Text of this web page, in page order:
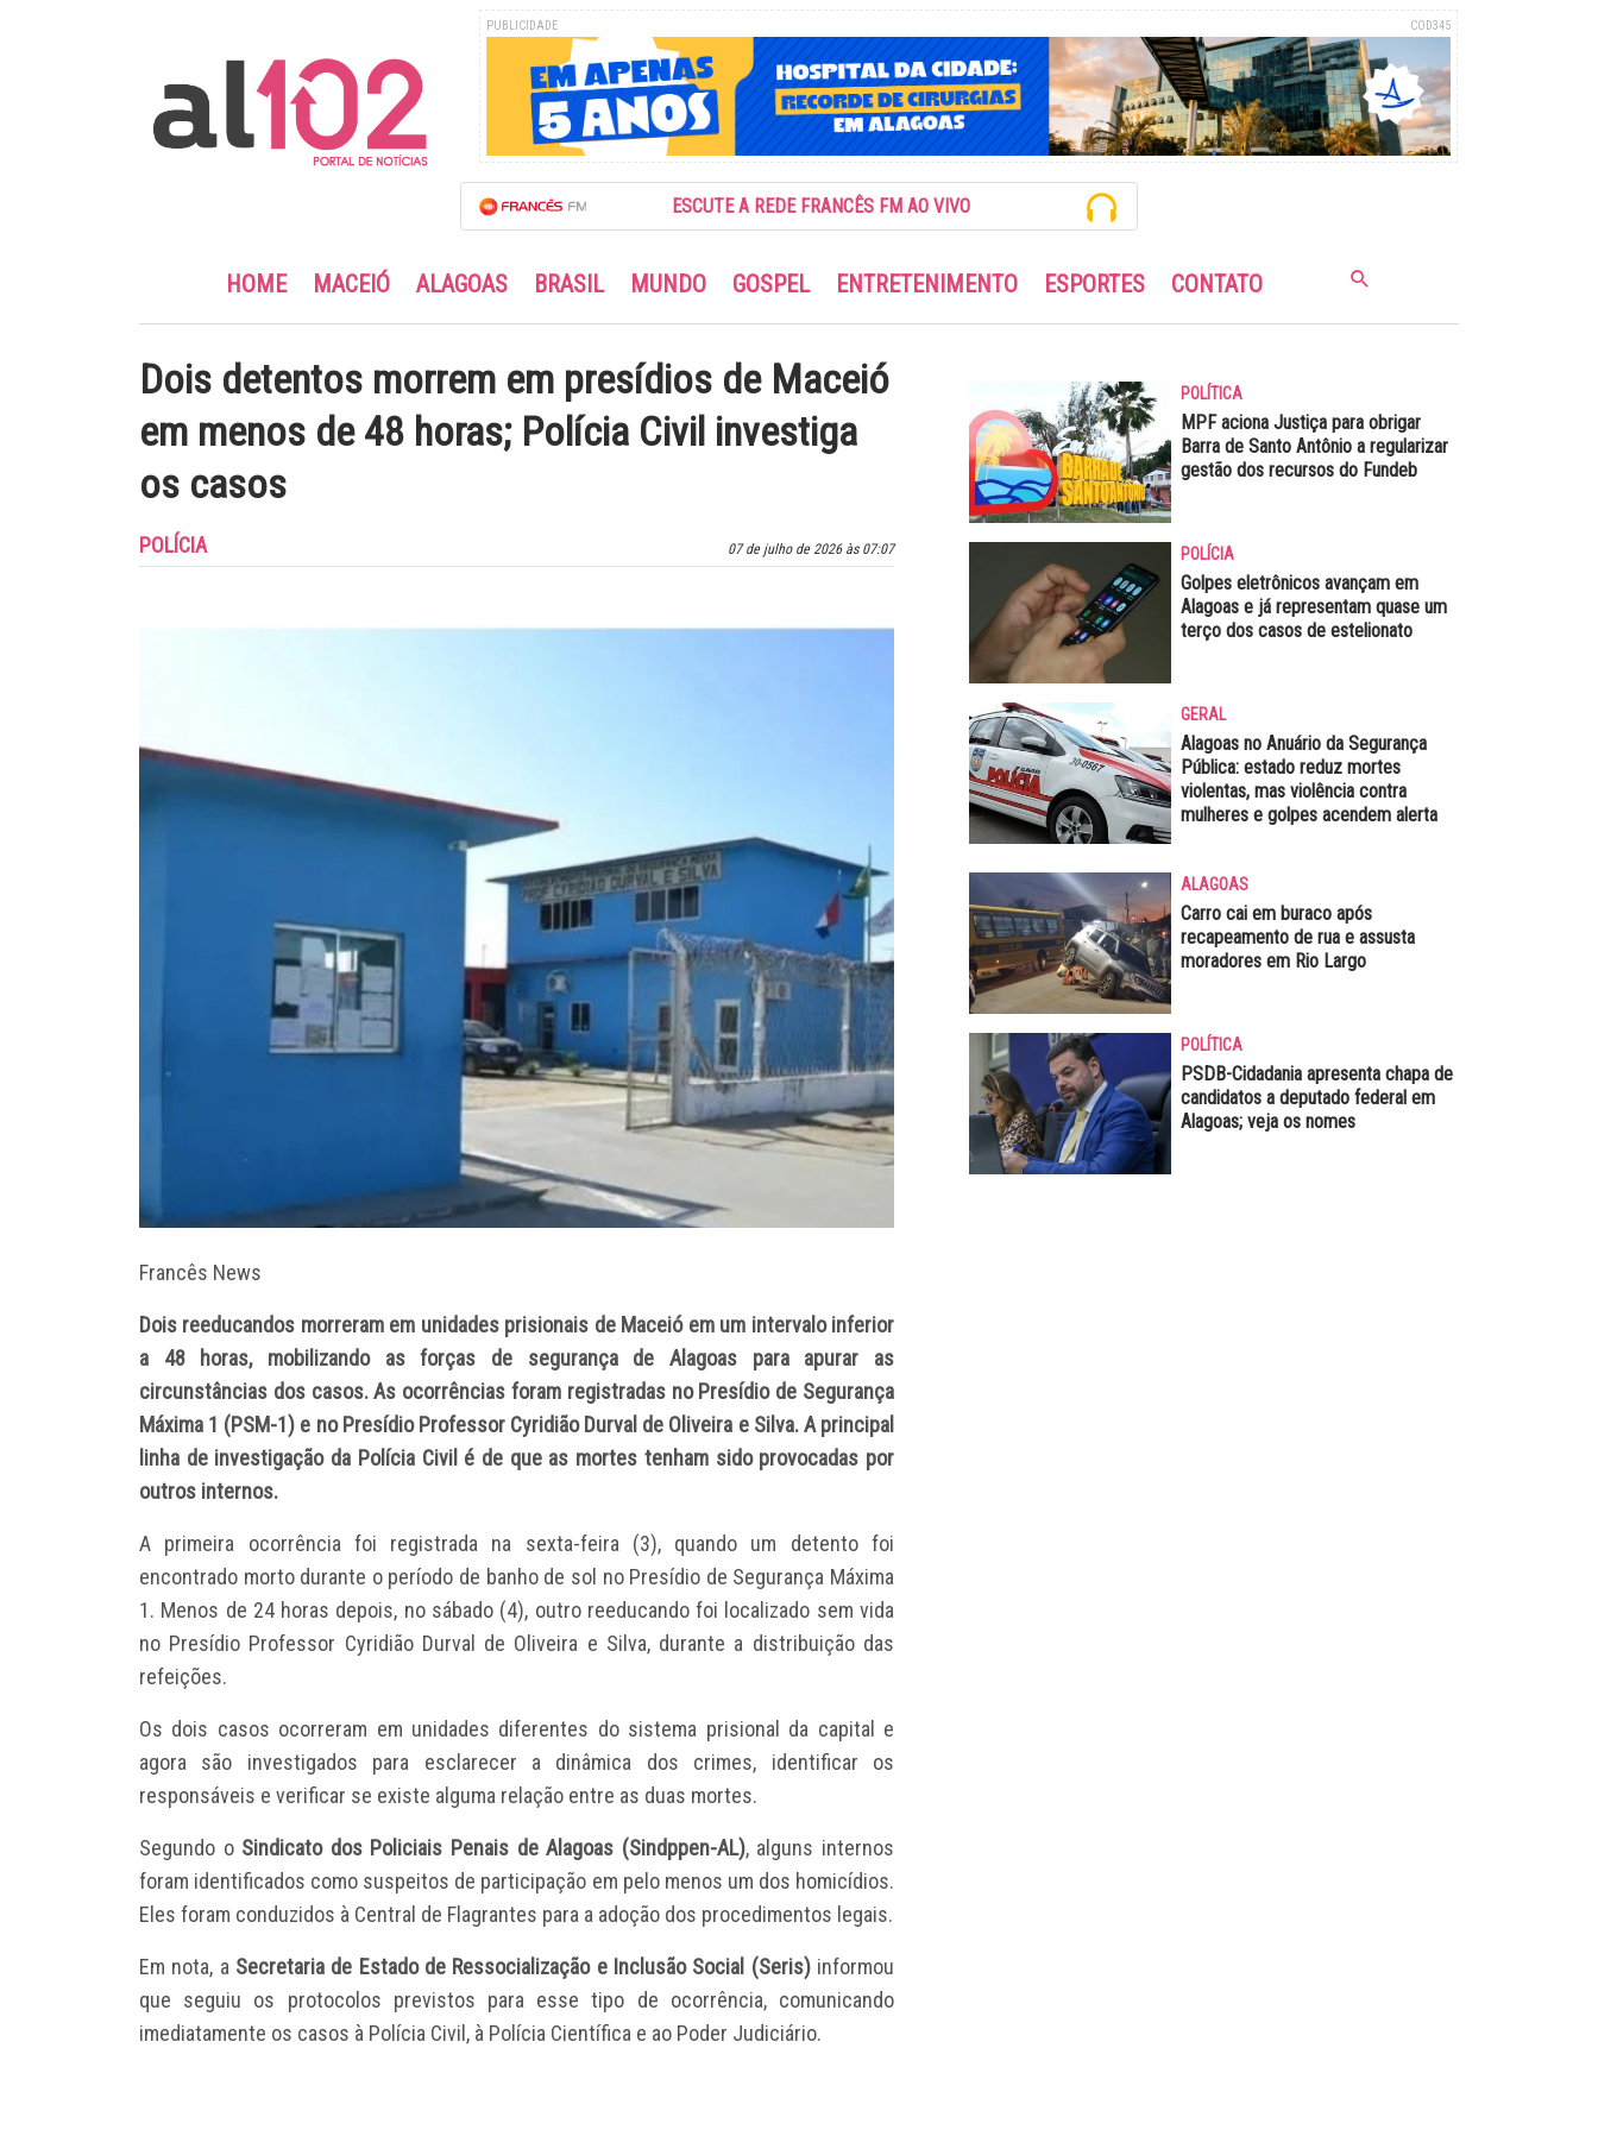
PUBLICIDADE COD345
ESCUTE A REDE FRANCÊS FM AO VIVO
HOME MACEIÓ ALAGOAS BRASIL MUNDO GOSPEL ENTRETENIMENTO ESPORTES CONTATO
Dois detentos morrem em presídios de Maceió
em menos de 48 horas; Polícia Civil investiga
os casos
07 de julho de 2026 às 07:07
POLÍCIA
Francês News
Dois reeducandos morreram em unidades prisionais de Maceió em um intervalo inferior
a 48 horas, mobilizando as forças de segurança de Alagoas para apurar as
circunstâncias dos casos. As ocorrências foram registradas no Presídio de Segurança
Máxima 1 (PSM-1) e no Presídio Professor Cyridião Durval de Oliveira e Silva. A principal
linha de investigação da Polícia Civil é de que as mortes tenham sido provocadas por
outros internos.
A primeira ocorrência foi registrada na sexta-feira (3), quando um detento foi
encontrado morto durante o período de banho de sol no Presídio de Segurança Máxima
1. Menos de 24 horas depois, no sábado (4), outro reeducando foi localizado sem vida
no Presídio Professor Cyridião Durval de Oliveira e Silva, durante a distribuição das
refeições.
Os dois casos ocorreram em unidades diferentes do sistema prisional da capital e
agora são investigados para esclarecer a dinâmica dos crimes, identificar os
responsáveis e verificar se existe alguma relação entre as duas mortes.
Segundo o Sindicato dos Policiais Penais de Alagoas (Sindppen-AL), alguns internos
foram identificados como suspeitos de participação em pelo menos um dos homicídios.
Eles foram conduzidos à Central de Flagrantes para a adoção dos procedimentos legais.
Em nota, a Secretaria de Estado de Ressocialização e Inclusão Social (Seris)informou
que seguiu os protocolos previstos para esse tipo de ocorrência, comunicando
imediatamente os casos à Polícia Civil, à Polícia Científica e ao Poder Judiciário.
POLÍTICA
MPF aciona Justiça para obrigar
Barra de Santo Antônio a regularizar
gestão dos recursos do Fundeb
POLÍCIA
Golpes eletrônicos avançam em
Alagoas e já representam quase um
terço dos casos de estelionato
GERAL
Alagoas no Anuário da Segurança
Pública: estado reduz mortes
violentas, mas violência contra
mulheres e golpes acendem alerta
ALAGOAS
Carro cai em buraco após
recapeamento de rua e assusta
moradores em Rio Largo
POLÍTICA
PSDB-Cidadania apresenta chapa de
candidatos a deputado federal em
Alagoas; veja os nomes